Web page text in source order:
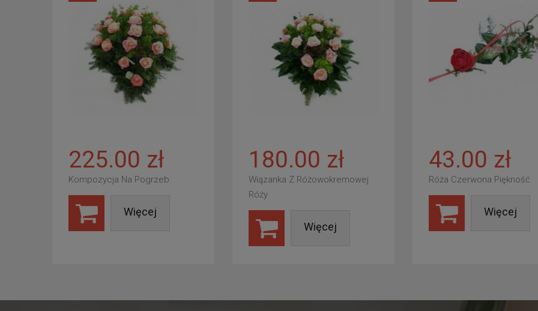
225.00 zł
Kompozycja Na Pogrzeb
Więcej
180.00 zł
Wiązanka Z Różowokremowej
Róży
Więcej
43.00 zł
Róża Czerwona Piękność
Więcej